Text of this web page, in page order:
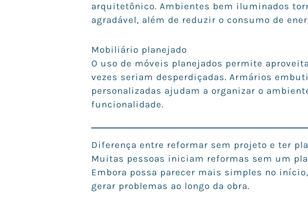
arquitetônico. Ambientes bem iluminados
agradável, além de reduzir o consumo de
Mobiliário planejado
O uso de móveis planejados permite
vezes seriam desperdiçadas. Armários
personalizadas ajudam a organizar o
funcionalidade.
Diferença entre reformar sem projeto e ter
Muitas pessoas iniciam reformas sem um
Embora possa parecer mais simples no
gerar problemas ao longo da obra.